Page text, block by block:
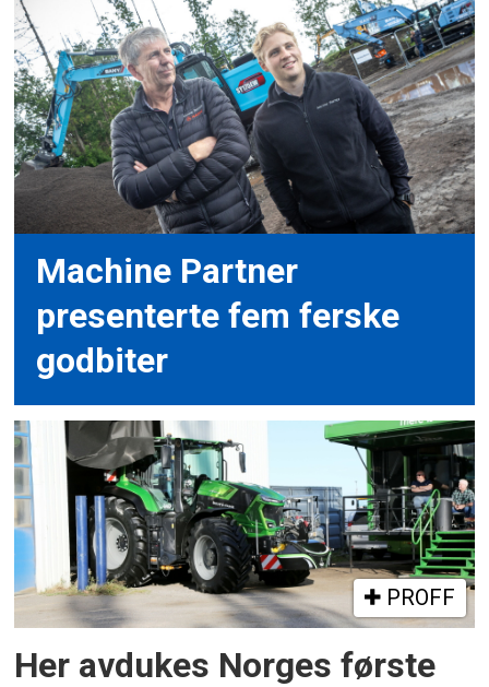
Machine Partner
presenterte fem ferske
godbiter
PROFF
Her avdukes Norges første